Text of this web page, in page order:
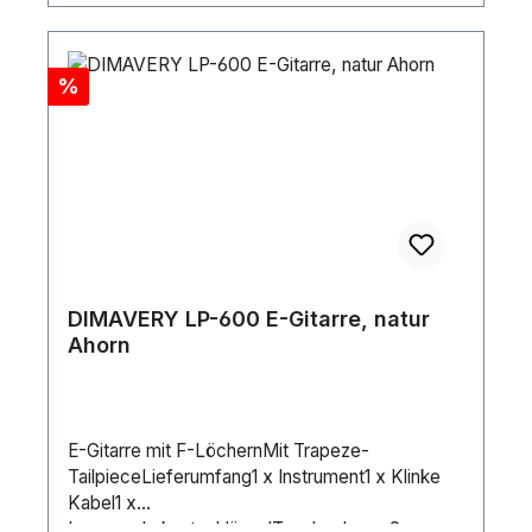
Rabatt
%
DIMAVERY LP-600 E-Gitarre, natur
Ahorn
E-Gitarre mit F-LöchernMit Trapeze-
TailpieceLieferumfang1 x Instrument1 x Klinke
Kabel1 x